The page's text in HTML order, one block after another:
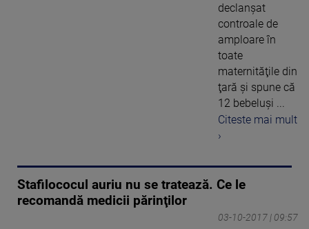
declanşat
controale de
amploare în
toate
maternităţile din
ţară şi spune că
12 bebeluşi ...
Citeste mai mult
›
Stafilococul auriu nu se tratează. Ce le
recomandă medicii părinţilor
03-10-2017 | 09:57